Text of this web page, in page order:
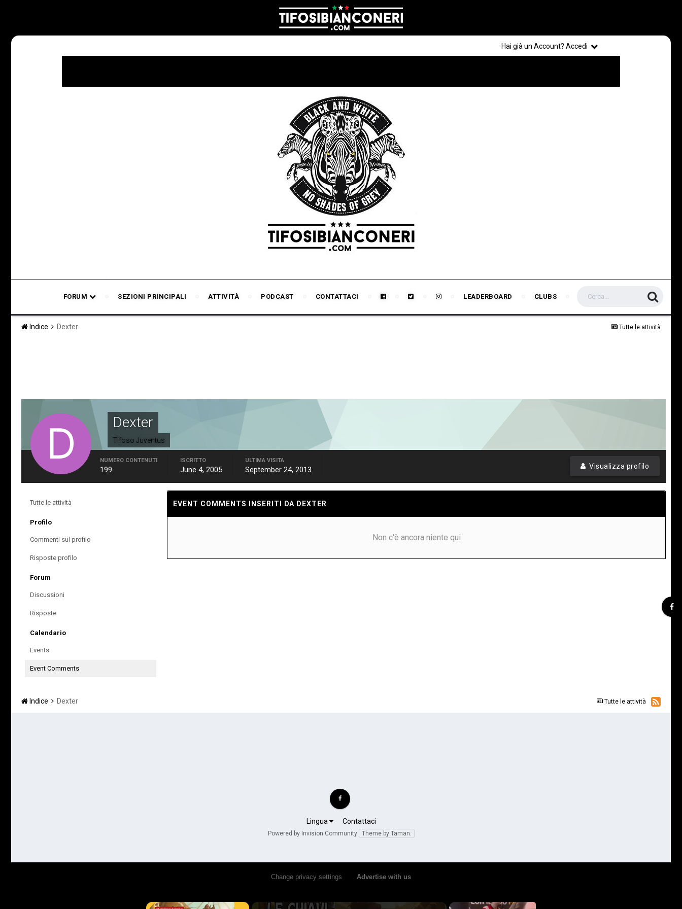
Hai già un Account? Accedi
FORUM SEZIONI PRINCIPALI ATTIVITÀ PODCAST CONTATTACI LEADERBOARD CLUBS
Tutte le attività
Indice Dexter
Dexter
Tifoso Juventus
Visualizza profilo
NUMERO CONTENUTI
199
ISCRITTO
June 4, 2005
ULTIMA VISITA
September 24, 2013
Tutte le attività
Profilo
Commenti sul profilo
Risposte profilo
Forum
Discussioni
Risposte
Calendario
Events
Event Comments
EVENT COMMENTS INSERITI DA DEXTER
Non c'è ancora niente qui
Tutte le attività
Indice Dexter
Lingua Contattaci
Powered by Invision Community Theme by Taman.
Change privacy settings Advertise with us
×